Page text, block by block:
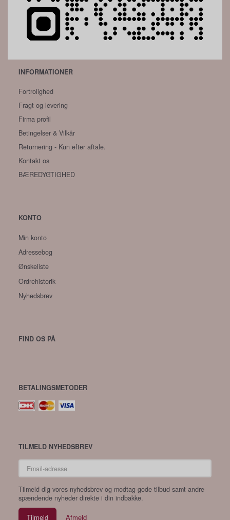
INFORMATIONER
Fortrolighed
Fragt og levering
Firma profil
Betingelser & Vilkår
Returnering - Kun efter aftale.
Kontakt os
BÆREDYGTIGHED
KONTO
Min konto
Adressebog
Ønskeliste
Ordrehistorik
Nyhedsbrev
FIND OS PÅ
BETALINGSMETODER
TILMELD NYHEDSBREV
Email-
adresse
Tilmeld dig vores nyhedsbrev og modtag gode tilbud samt andre
spændende nyheder direkte i din indbakke.
Tilmeld Afmeld